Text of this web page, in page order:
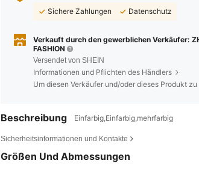
Sichere Zahlungen
Datenschutz
Verkauft durch den gewerblichen Verkäufer:
FASHION
Versendet von SHEIN
Informationen und Pflichten des Händlers
Beschreibung Einfarbig,Einfarbig,mehrfarbig
Sicherheitsinformationen und Kontakte
Größen Und Abmessungen